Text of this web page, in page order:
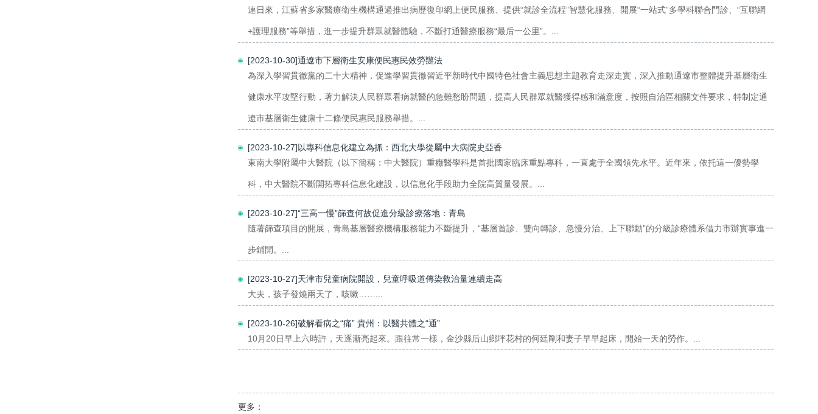
連日來，江蘇省多家醫療衛生機構通過推出病歷復印網上便民服務、提供“就診全流程”智慧化服務、開展“一站式”多學科聯合門診、“互聯網
+護理服務”等舉措，進一步提升群眾就醫體驗，不斷打通醫療服務“最后一公里”。...
[2023-10-30]通遼市下層衛生安康便民惠民效勞辦法
為深入學習貫徹黨的二十大精神，促進學習貫徹習近平新時代中國特色社會主義思想主題教育走深走實，深入推動通遼市整體提升基層衛生
健康水平攻堅行動，著力解決人民群眾看病就醫的急難愁盼問題，提高人民群眾就醫獲得感和滿意度，按照自治區相關文件要求，特制定通
遼市基層衛生健康十二條便民惠民服務舉措。...
[2023-10-27]以專科信息化建立為抓：西北大學從屬中大病院史亞香
東南大學附屬中大醫院（以下簡稱：中大醫院）重癥醫學科是首批國家臨床重點專科，一直處于全國領先水平。近年來，依托這一優勢學
科，中大醫院不斷開拓專科信息化建設，以信息化手段助力全院高質量發展。...
[2023-10-27]“三高一慢”篩查何故促進分級診療落地：青島
隨著篩查項目的開展，青島基層醫療機構服務能力不斷提升，“基層首診、雙向轉診、急慢分治、上下聯動”的分級診療體系借力市辦實事進一
步鋪開。...
[2023-10-27]天津市兒童病院開設，兒童呼吸道傳染救治量連續走高
大夫，孩子發燒兩天了，咳嗽……...
[2023-10-26]破解看病之“痛” 貴州：以醫共體之“通”
10月20日早上六時許，天逐漸亮起來。跟往常一樣，金沙縣后山鄉坪花村的何廷剛和妻子早早起床，開始一天的勞作。...
更多：